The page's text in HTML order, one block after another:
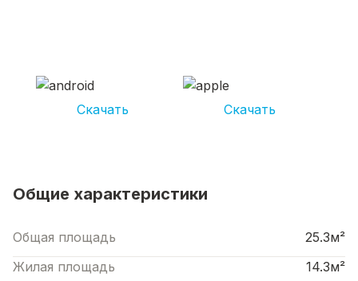
Скачать Скачать
Общие характеристики
Общая площадь
25.3м²
Жилая площадь
14.3м²